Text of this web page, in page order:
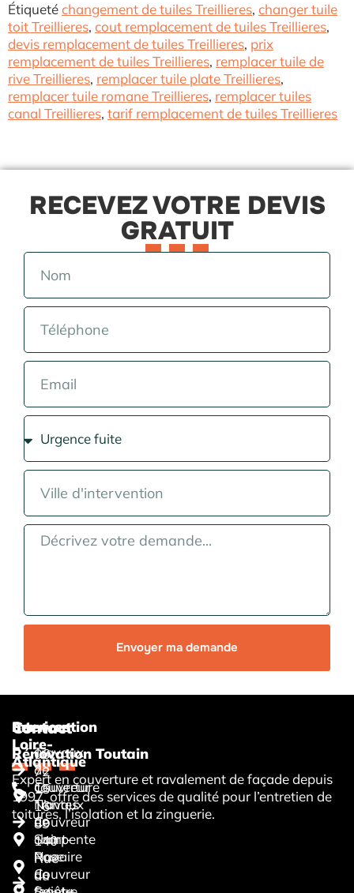
Étiquetéchangement de tuiles Treillieres, changer tuile
toit Treillieres, cout remplacement de tuiles Treillieres,
devis remplacement de tuiles Treillieres, prix
remplacement de tuiles Treillieres, remplacer tuile de
rive Treillieres, remplacer tuile plate Treillieres,
remplacer tuile romane Treillieres, remplacer tuiles
canal Treillieres, tarif remplacement de tuiles Treillieres
RECEVEZ VOTRE DEVIS
GRATUIT
Envoyer ma demande
Rénovation Toutain
Expert en couverture et ravalement de façade depuis
1997, offre des services de qualité pour l’entretien de
toitures, l’isolation et la zinguerie.
Services
Travaux
de
couverture
Travaux
de
charpente
Pose
de
Intervention
Loire-
Atlantique
Couvreur
Nantes
Couvreur
Saint-
Nazaire
Couvreur
Contact
06
72
15
16
89
140
Rue
du